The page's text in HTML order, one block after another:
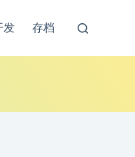
发 存档